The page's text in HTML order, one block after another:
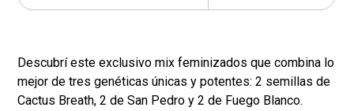
Descubrí este exclusivo mix feminizados que combina lo
mejor de tres genéticas únicas y potentes: 2 semillas de
Cactus Breath, 2 de San Pedro y 2 de Fuego Blanco.